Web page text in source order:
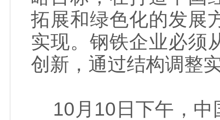
拓展和绿色化的发展
实现。钢铁企业必须
创新，通过结构调整
10月10日下午，中